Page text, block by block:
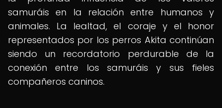
samuráis en la relación entre humanos y
animales. La lealtad, el coraje y el honor
representados por los perros Akita continúan
siendo un recordatorio perdurable de la
conexión entre los samuráis y sus fieles
compañeros caninos.